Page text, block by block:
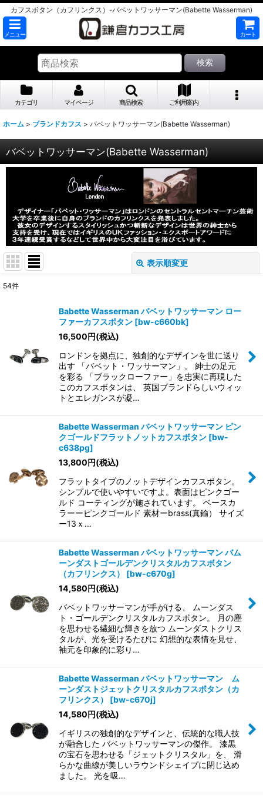
カフスボタン（カフリンクス）-バベットワッサーマン(Babette Wasserman)
メニュー カート
検索
カテゴリ マイページ 商品検索 ご利用案内
ホーム > ブランドカフス > バベットワッサーマン(Babette Wasserman)
バベットワッサーマン(Babette Wasserman)
表示順変更
絞り込む
54件
Babette Wasserman バベットワッサーマン ロー
ファーカフスボタン [bw-c660bk]
16,500円(税込)
ロンドンを拠点に、独創的なデザインを世に送り
出す 「バベット・ワッサーマン」。 紳士の足元
を彩る 「ブラックローファー」を忠実に再現した
このカフスボタンは、 英国ブランドらしいウィッ
トとエレガンスが凝…
Babette Wasserman バベットワッサーマン ピン
クゴールドフラットノットカフスボタン [bw-
c638pg]
13,800円(税込)
フラットタイプのノットデザインカフスボタン。
シンプルで使いやすいですよ。表面はピンクゴー
ルド コーティングが施されています。 ベースカ
ラーーピンクゴールド 素材ーbrass(真鍮） サイズ
ー13ｘ…
Babette Wasserman バベットワッサーマン バム
ーンダストゴールデンクリスタルカフスボタン
（カフリンクス）
[bw-c670g]
14,580円(税込)
バベットワッサーマンが手がける、 ムーンダス
ト・ゴールデンクリスタルカフスボタン。 月の塵
を思わせる繊細な輝きを放つ ムーンダストクリス
タルが、光を受けるたびに 幻想的な表情を見せ、
袖元を印象的に彩り…
Babette Wasserman バベットワッサーマン ム
ーンダストジェットクリスタルカフスボタン（カ
フリンクス）
[bw-c670j]
14,580円(税込)
イギリスの独創的なデザインと、伝統的な職人技
が融合した バベットワッサーマンの傑作。 漆黒
の宝石を思わせる「ジェットクリスタル」を、 滑
らかな曲線が美しいラウンドシェイプに閉じ込め
ました。 光を吸…